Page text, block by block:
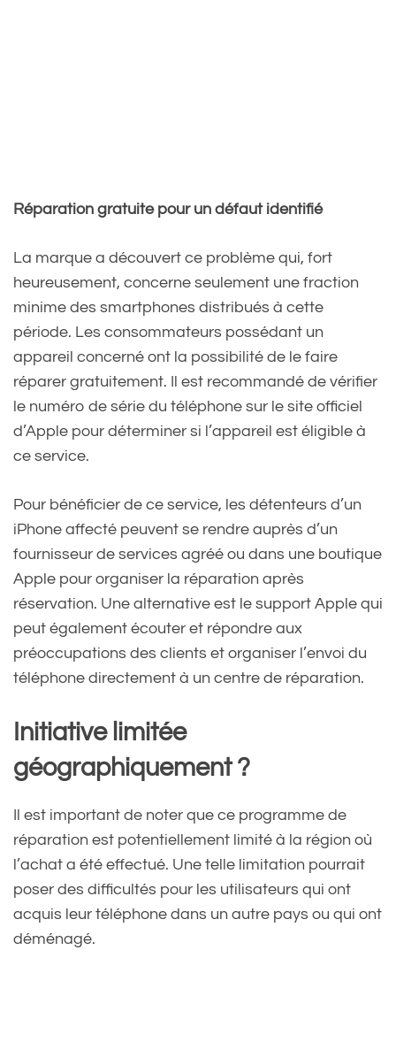
Réparation gratuite pour un défaut identifié
La marque a découvert ce problème qui, fort
heureusement, concerne seulement une fraction
minime des smartphones distribués à cette
période. Les consommateurs possédant un
appareil concerné ont la possibilité de le faire
réparer gratuitement. Il est recommandé de vérifier
le numéro de série du téléphone sur le site officiel
d’Apple pour déterminer si l’appareil est éligible à
ce service.
Pour bénéficier de ce service, les détenteurs d’un
iPhone affecté peuvent se rendre auprès d’un
fournisseur de services agréé ou dans une boutique
Apple pour organiser la réparation après
réservation. Une alternative est le support Apple qui
peut également écouter et répondre aux
préoccupations des clients et organiser l’envoi du
téléphone directement à un centre de réparation.
Initiative limitée
géographiquement ?
Il est important de noter que ce programme de
réparation est potentiellement limité à la région où
l’achat a été effectué. Une telle limitation pourrait
poser des difficultés pour les utilisateurs qui ont
acquis leur téléphone dans un autre pays ou qui ont
déménagé.